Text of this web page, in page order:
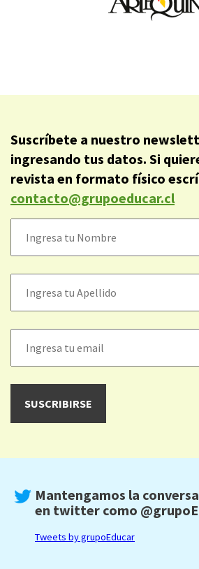
Suscríbete a nuestro
ingresando tus datos. Si
revista en formato físico
contacto@grupoeducar.cl
Mantengamos la
en twitter como
Tweets by grupoEducar